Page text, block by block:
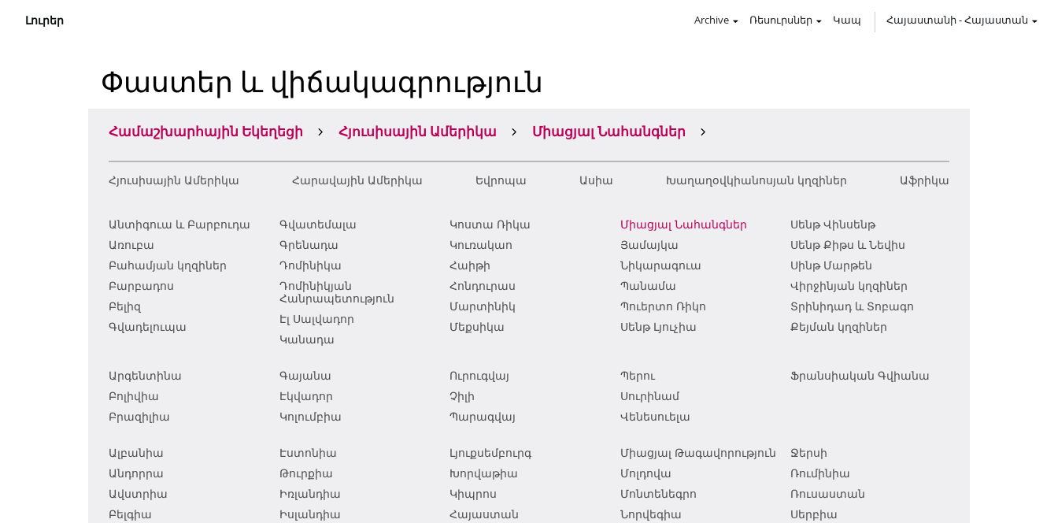
Լուրեր Archive Ռեսուրսներ Կապ Հայաստանի-Հայաստան
Փաստեր և վիճակագրություն
Համաշխարհային Եկեղեցի Հյուսիսային Ամերիկա Միացյալ Նահանգներ
Հյուսիսային Ամերիկա Հարավային Ամերիկա Եվրոպա Ասիա Խաղաղօվկիանոսյան կղզիներ Աֆրիկա
Անտիգուա և Բարբուդա
Առուբա
Բահամյան կղզիներ
Բարբադոս
Բելիզ
Գվադելուպա
Գվատեմալա
Գրենադա
Դոմինիկա
Դոմինիկյան
Հանրապետություն
Էլ Սալվադոր
Կանադա
Կոստա Ռիկա
Կուռակաո
Հաիթի
Հոնդուրաս
Մարտինիկ
Մեքսիկա
Միացյալ Նահանգներ
Յամայկա
Նիկարագուա
Պանամա
Պուերտո Ռիկո
Սենթ Լյուչիա
Սենթ Վինսենթ
Սենթ Քիթս և Նեվիս
Սինթ Մարթեն
Վիրջինյան կղզիներ
Տրինիդադ և Տոբագո
Քեյման կղզիներ
Արգենտինա
Բոլիվիա
Բրազիլիա
Գայանա
Էկվադոր
Կոլումբիա
Ուրուգվայ
Չիլի
Պարագվայ
Պերու
Սուրինամ
Վենեսուելա
Ֆրանսիական Գվիանա
Ալբանիա
Անդորրա
Ավստրիա
Բելգիա
Էստոնիա
Թուրքիա
Իռլանդիա
Իսլանդիա
Լյուքսեմբուրգ
Խորվաթիա
Կիպրոս
Հայաստան
Միացյալ Թագավորություն
Մոլդովա
Մոնտենեգրո
Նորվեգիա
Ջերսի
Ռումինիա
Ռուսաստան
Սերբիա